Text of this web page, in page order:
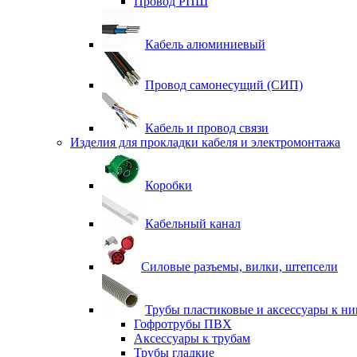
Кабель алюминиевый
Провод самонесущий (СИП)
Кабель и провод связи
Изделия для прокладки кабеля и электромонтажа
Коробки
Кабельный канал
Силовые разъемы, вилки, штепсели
Трубы пластиковые и аксессуары к
Гофротрубы ПВХ
Аксессуары к трубам
Трубы гладкие